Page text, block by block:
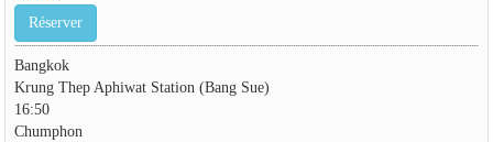
Réserver
Bangkok
Krung Thep Aphiwat Station (Bang Sue)
16:50
Chumphon